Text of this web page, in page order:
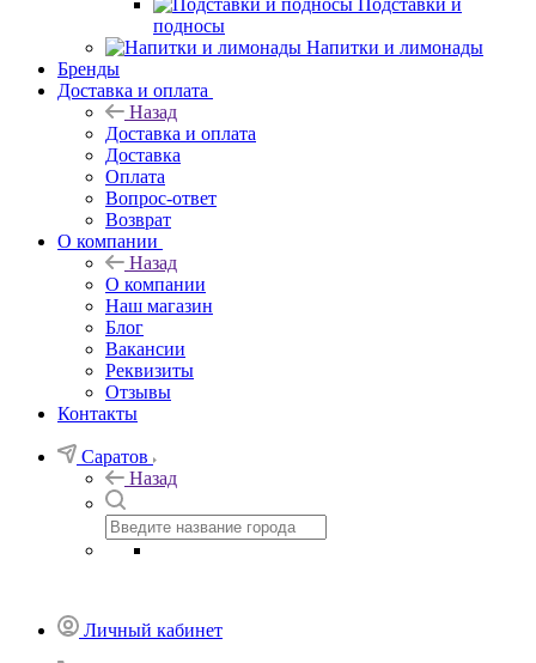
Подставки и
подносы
Напитки и лимонады
Бренды
Доставка и оплата
Назад
Доставка и оплата
Доставка
Оплата
Вопрос-ответ
Возврат
О компании
Назад
О компании
Наш магазин
Блог
Вакансии
Реквизиты
Отзывы
Контакты
Саратов
Назад
Личный кабинет